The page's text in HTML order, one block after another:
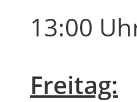
13:00
Freitag: